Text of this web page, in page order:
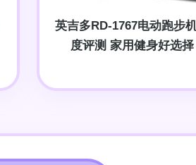
英吉多RD-1767电动跑步
度评测 家用健身好选择